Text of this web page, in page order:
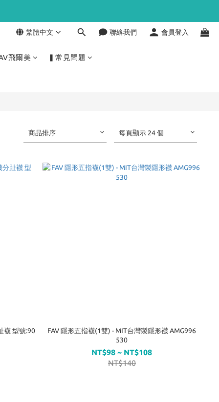
繁體中文 聯絡我們 會員登入
飛爾美 ▍常見問題
商品排序 每頁顯示 24 個
襪 型號:90
FAV 隱形五指襪(1雙) - MIT台灣製隱形襪 AMG996
530
NT$98 ~ NT$108
NT$140